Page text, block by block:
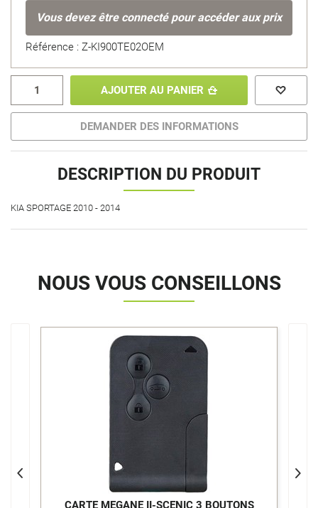
Vous devez être connecté pour accéder aux prix
Référence : Z-KI900TE02OEM
AJOUTER AU PANIER
DEMANDER DES INFORMATIONS
DESCRIPTION DU PRODUIT
KIA SPORTAGE 2010 - 2014
NOUS VOUS CONSEILLONS
CARTE MEGANE II-SCENIC 3 BOUTONS